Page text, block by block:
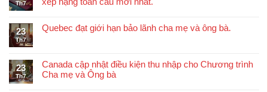
Th7
xếp hạng toàn cầu mới nhất.
23
Th7
Quebec đạt giới hạn bảo lãnh cha mẹ và ông bà.
23
Th7
Canada cập nhật điều kiện thu nhập cho Chương trình
Cha mẹ và Ông bà